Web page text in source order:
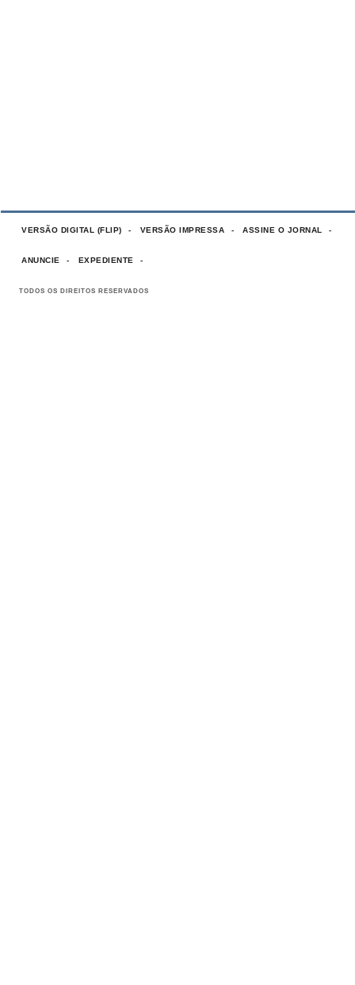
VERSÃO DIGITAL (FLIP) VERSÃO IMPRESSA ASSINE O JORNAL
ANUNCIE EXPEDIENTE
TODOS OS DIREITOS RESERVADOS